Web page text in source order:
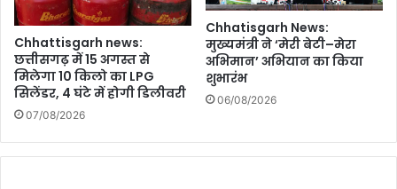
Chhattisgarh news:
छत्तीसगढ़ में 15 अगस्त से
मिलेगा 10 किलो का LPG
सिलेंडर, 4 घंटे में होगी डिलीवरी
07/08/2026
Chhatisgarh News:
मुख्यमंत्री ने ‘मेरी बेटी–मेरा
अभिमान’ अभियान का किया
शुभारंभ
06/08/2026